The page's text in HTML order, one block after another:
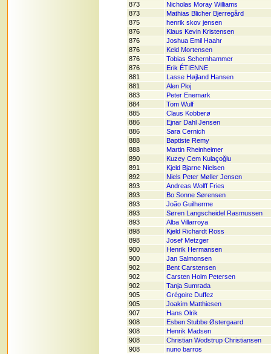
873
Nicholas Moray Williams
873
Mathias Blicher Bjerregård
875
henrik skov jensen
876
Klaus Kevin Kristensen
876
Joshua Emil Haahr
876
Keld Mortensen
876
Tobias Schernhammer
876
Erik ÉTIENNE
881
Lasse Højland Hansen
881
Alen Ploj
883
Peter Enemark
884
Tom Wulf
885
Claus Kobberø
886
Ejnar Dahl Jensen
886
Sara Cernich
888
Baptiste Remy
888
Martin Rheinheimer
890
Kuzey Cem Kulaçoğlu
891
Kjeld Bjarne Nielsen
892
Niels Peter Møller Jensen
893
Andreas Wolff Fries
893
Bo Sonne Sørensen
893
João Guilherme
893
Søren Langscheidel Rasmussen
893
Alba Villarroya
898
Kjeld Richardt Ross
898
Josef Metzger
900
Henrik Hermansen
900
Jan Salmonsen
902
Bent Carstensen
902
Carsten Holm Petersen
902
Tanja Sumrada
905
Grégoire Duffez
905
Joakim Matthiesen
907
Hans Olrik
908
Esben Stubbe Østergaard
908
Henrik Madsen
908
Christian Wodstrup Christiansen
908
nuno barros